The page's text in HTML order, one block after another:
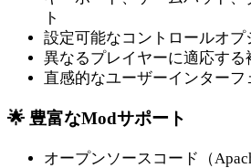
ト
設定可能なコントロールオプ
異なるプレイヤーに適応す
直感的なユーザーインターフ
🌟 豊富なModサポート
オープンソースコード（